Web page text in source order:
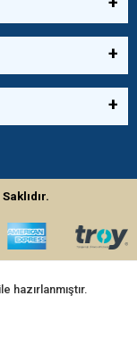
hazırlanmıştır.